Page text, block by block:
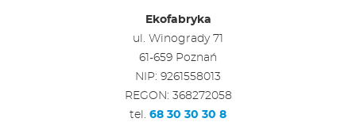
Ekofabryka
ul. Winogrady 71
61-659 Poznań
NIP: 9261558013
REGON: 368272058
tel. 68 30 30 30 8